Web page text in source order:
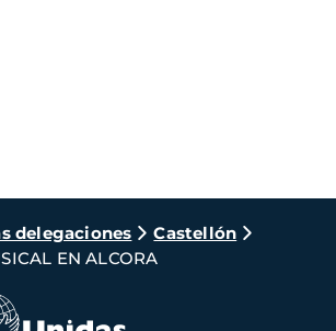
delegaciones
Castellón
EN ALCORA